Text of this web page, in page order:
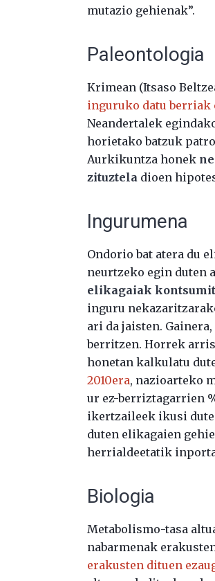
mutazio gehienak”.
Paleontologia
Krimean (Itsaso
inguruko datu berriak
Neandertalek
horietako batzuk
Aurkikuntza honek
zituztela dioen
Ingurumena
Ondorio bat atera du
neurtzeko egin duten
elikagaiak
inguru
ari da jaisten.
berritzen. Horrek
honetan kalkulatu
2010era, nazioarteko
ur ez-berriztagarrien
ikertzaileek ikusi
duten elikagaien
herrialdeetatik
Biologia
Metabolismo-tasa
nabarmenak
erakusten dituen